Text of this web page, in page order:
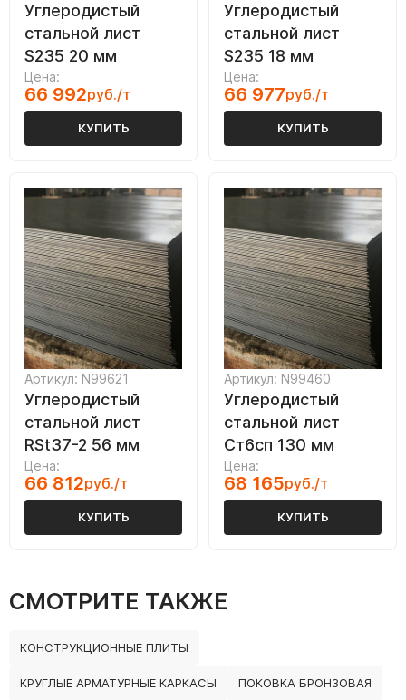
Углеродистый
стальной лист
S235 20 мм
Цена:
66 992руб./т
КУПИТЬ
Углеродистый
стальной лист
S235 18 мм
Цена:
66 977руб./т
КУПИТЬ
Артикул: N99621
Углеродистый
стальной лист
RSt37-2 56 мм
Цена:
66 812руб./т
КУПИТЬ
Артикул: N99460
Углеродистый
стальной лист
Ст6сп 130 мм
Цена:
68 165руб./т
КУПИТЬ
СМОТРИТЕ ТАКЖЕ
КОНСТРУКЦИОННЫЕ ПЛИТЫ
КРУГЛЫЕ АРМАТУРНЫЕ КАРКАСЫ ПОКОВКА БРОНЗОВАЯ